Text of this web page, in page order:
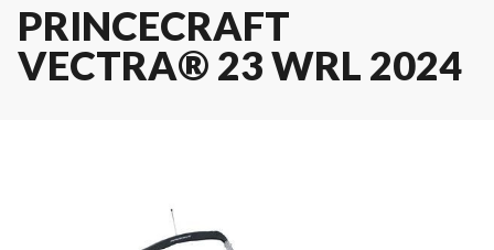
PRINCECRAFT
VECTRA® 23 WRL 2024